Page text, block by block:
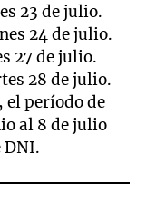
23 de julio.
24 de julio.
27 de julio.
28 de julio.
el período de
al 8 de julio
DNI.